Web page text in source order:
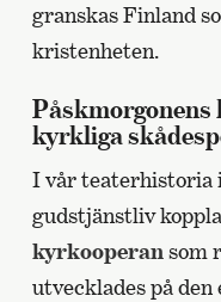
granskas Finland
kristenheten.
Påskmorgonens
kyrkliga
I vår teaterhistoria
gudstjänstliv
kyrkooperan som
utvecklades på